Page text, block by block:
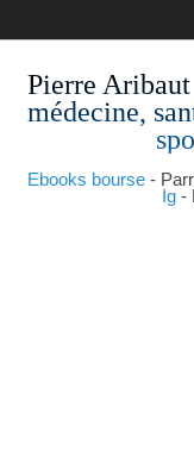
Pierre Aribaut
médecine,
Ebooks bourse-
Ig-